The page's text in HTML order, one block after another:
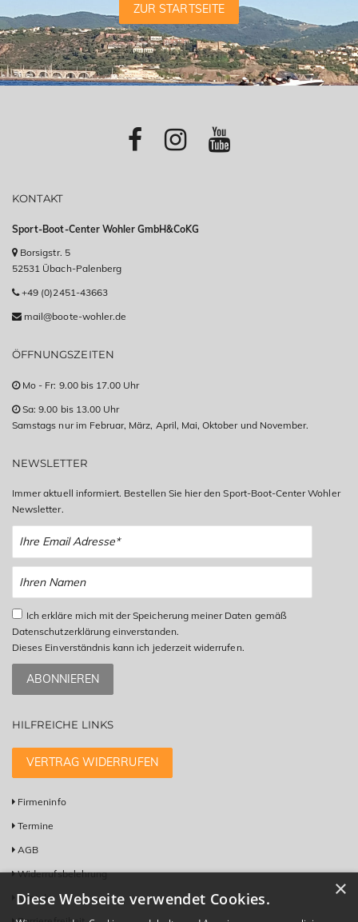
ZUR STARTSEITE
KONTAKT
Sport-Boot-Center Wohler GmbH&CoKG
Borsigstr. 5
52531 Übach-Palenberg
+49 (0)2451-43663
mail@boote-wohler.de
ÖFFNUNGSZEITEN
Mo - Fr: 9.00 bis 17.00 Uhr
Sa: 9.00 bis 13.00 Uhr
Samstags nur im Februar, März, April, Mai, Oktober und November.
NEWSLETTER
Immer aktuell informiert. Bestellen Sie hier den Sport-Boot-Center Wohler
Newsletter.
Ich erkläre mich mit der Speicherung meiner Daten gemäß
Datenschutzerklärung einverstanden.
Dieses Einverständnis kann ich jederzeit widerrufen.
ABONNIEREN
HILFREICHE LINKS
VERTRAG WIDERRUFEN
Firmeninfo
Termine
AGB
Widerrufsbelehrung
Kontakt
×
Diese Webseite verwendet Cookies.